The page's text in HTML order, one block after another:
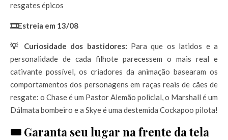
resgates épicos
🎞️Estreia em 13/08
💡 Curiosidade dos bastidores: Para que os latidos e a
personalidade de cada filhote parecessem o mais real e
cativante possível, os criadores da animação basearam os
comportamentos dos personagens em raças reais de cães de
resgate: o Chase é um Pastor Alemão policial, o Marshall é um
Dálmata bombeiro e a Skye é uma destemida Cockapoo pilota!
🎟️ Garanta seu lugar na frente da tela